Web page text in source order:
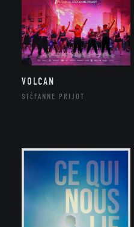
VOLCAN
STÉFANNE PRIJOT